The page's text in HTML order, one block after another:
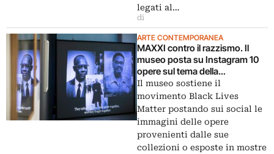
legati al…
di
ARTE CONTEMPORANEA
MAXXI contro il razzismo. Il
museo posta su Instagram 10
opere sul tema della
discriminazione
Il museo sostiene il
movimento Black Lives
Matter postando sui social le
immagini delle opere
provenienti dalle sue
collezioni o esposte in mostre